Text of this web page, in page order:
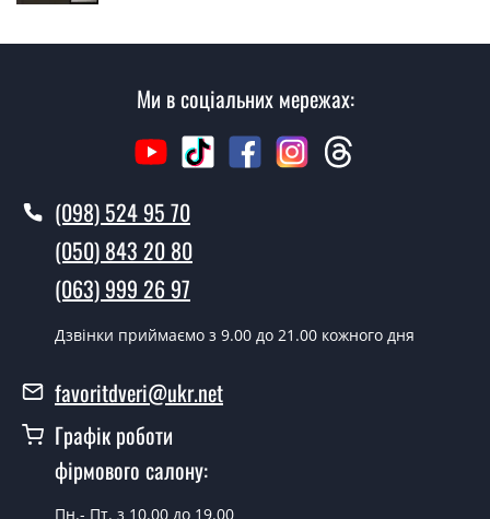
Вартість встановлення дверей Сенс - від 1600 грн.
Як швидко можете встановити двері
Сенс?
У той самий день протягом кількох годин, за умови
Чи можна на сьогодні викликати
замірника?
Так можна.
У вас є в наявності готові двері
вхідні?
Так, ми маємо великий асортимент готових вхідних
дверей.
Ми в соціальних мережах:
(098) 524 95 70
(050) 843 20 80
(063) 999 26 97
Дзвінки приймаємо з 9.00 до 21.00 кожного дня
favoritdveri@ukr.net
Графік роботи
фірмового салону:
Пн.- Пт. з 10.00 до 19.00